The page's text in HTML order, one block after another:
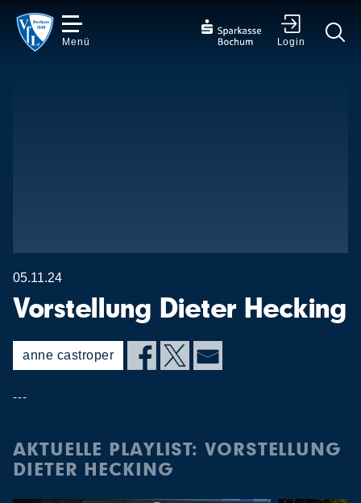
Menü Login
05.11.24
Vorstellung Dieter Hecking
anne castroper
---
AKTUELLE PLAYLIST: VORSTELLUNG
DIETER HECKING